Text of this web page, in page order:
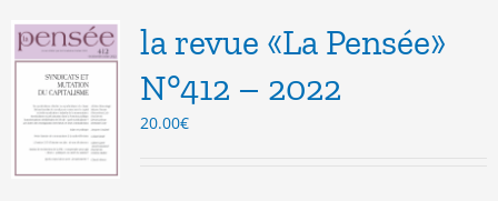
la revue «La Pensée»
N°412 – 2022
20.00€